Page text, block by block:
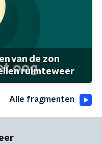
van de zon
ruimteweer
Alle fragmenten